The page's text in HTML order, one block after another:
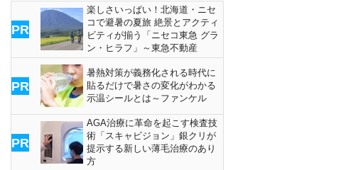
PR
楽しさいっぱい！北海道・ニセ
コで避暑の夏旅 絶景とアクティ
ビティが揃う「ニセコ東急 グラ
ン・ヒラフ」～東急不動産
PR
暑熱対策が義務化される時代に
貼るだけで暑さの変化がわかる
示温シールとは～ファンケル
PR
AGA治療に革命を起こす検査技
術「スキャビジョン」銀クリが
提示する新しい薄毛治療のあり
方